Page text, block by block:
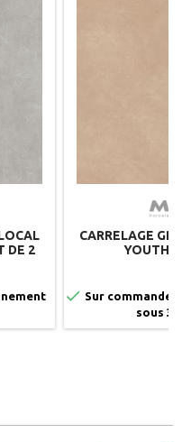
DE 2
CARRELAGE
YOUTH
 Sur commande
sous 3